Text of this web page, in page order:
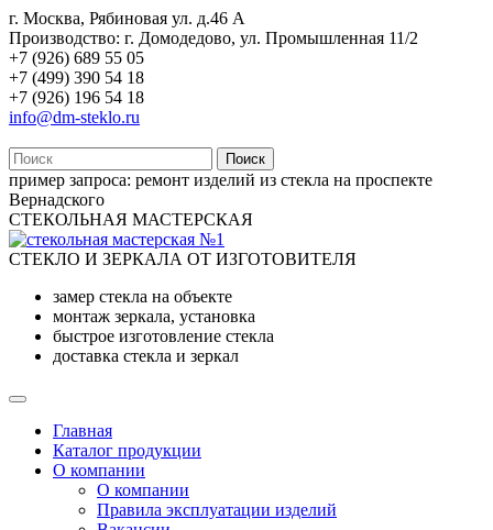
г. Москва, Рябиновая ул. д.46 А
Производство: г. Домодедово, ул. Промышленная 11/2
+7 (926) 689 55 05
+7 (499) 390 54 18
+7 (926) 196 54 18
info@dm-steklo.ru
Поиск
пример запроса: ремонт изделий из стекла на проспекте
Вернадского
СТЕКОЛЬНАЯ МАСТЕРСКАЯ
СТЕКЛО И ЗЕРКАЛА ОТ ИЗГОТОВИТЕЛЯ
замер стекла на объекте
монтаж зеркала, установка
быстрое изготовление стекла
доставка стекла и зеркал
Главная
Каталог продукции
О компании
О компании
Правила эксплуатации изделий